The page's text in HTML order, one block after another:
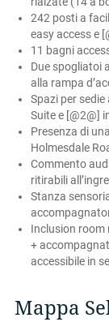
242 posti a
easy access e
11 bagni
Due spogliatoi
alla rampa
Spazi per sedie
Suite e [@2@]
Presenza di
Holmesdale
Commento
ritirabili
Stanza
Inclusion room
+
accessibile in
Mappa